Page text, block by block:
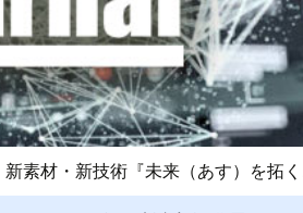
新素材・新技術『未来（あす）を拓